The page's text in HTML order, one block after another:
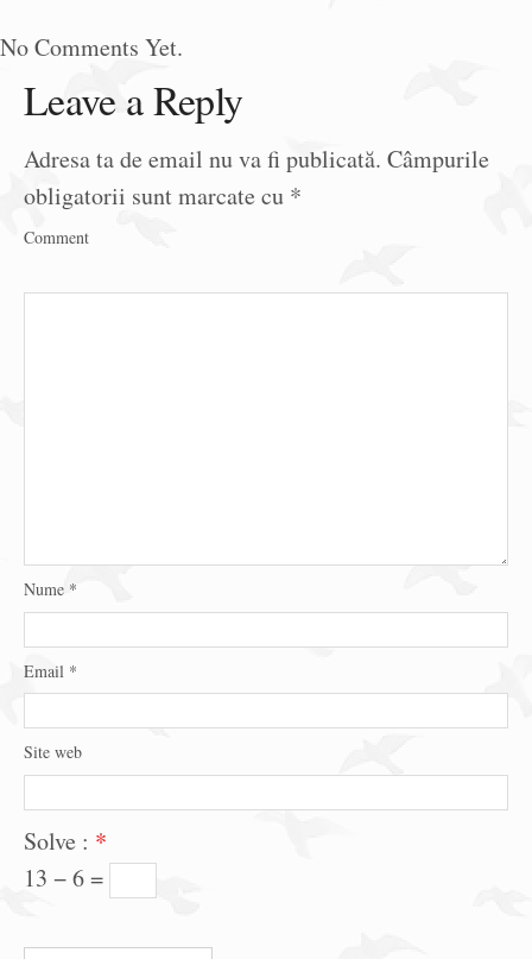
No Comments Yet.
Leave a Reply
Adresa ta de email nu va fi publicată. Câmpurile
obligatorii sunt marcate cu *
Comment
Nume *
Email *
Site web
Solve : *
13 − 6 =